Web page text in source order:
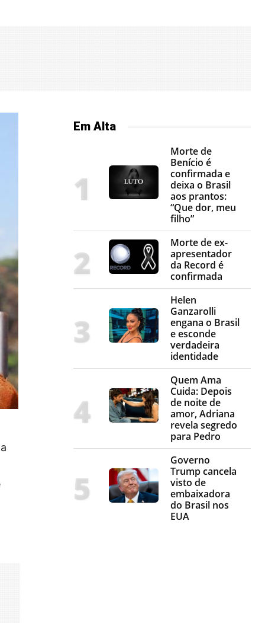
Em Alta
Morte de
Benício é
confirmada e
deixa o Brasil
aos prantos:
“Que dor, meu
filho”
Morte de ex-
apresentador
da Record é
confirmada
Helen
Ganzarolli
engana o Brasil
e esconde
verdadeira
identidade
Quem Ama
Cuida: Depois
de noite de
amor, Adriana
revela segredo
para Pedro
Governo
Trump cancela
visto de
embaixadora
do Brasil nos
EUA